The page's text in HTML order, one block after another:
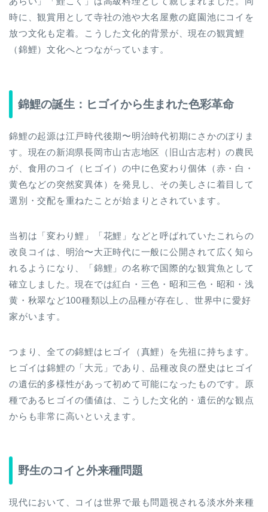
時に、観賞用として寺社の池や大名屋敷の庭園池にコイを
放つ文化も定着。こうした文化的背景が、現在の観賞鯉
（錦鯉）文化へとつながっています。
錦鯉の誕生：ヒゴイから生まれた色彩革命
錦鯉の起源は江戸時代後期〜明治時代初期にさかのぼりま
す。現在の新潟県長岡市山古志地区（旧山古志村）の農民
が、食用のコイ（ヒゴイ）の中に色変わり個体（赤・白・
黄色などの突然変異体）を発見し、その美しさに着目して
選別・交配を重ねたことが始まりとされています。
当初は「変わり鯉」「花鯉」などと呼ばれていたこれらの
改良コイは、明治〜大正時代に一般に公開されて広く知ら
れるようになり、「錦鯉」の名称で国際的な観賞魚として
確立しました。現在では紅白・三色・昭和三色・昭和・浅
黄・秋翠など100種類以上の品種が存在し、世界中に愛好
家がいます。
つまり、全ての錦鯉はヒゴイ（真鯉）を先祖に持ちます。
ヒゴイは錦鯉の「大元」であり、品種改良の歴史はヒゴイ
の遺伝的多様性があって初めて可能になったものです。原
種であるヒゴイの価値は、こうした文化的・遺伝的な観点
からも非常に高いといえます。
野生のコイと外来種問題
現代において、コイは世界で最も問題視される淡水外来種